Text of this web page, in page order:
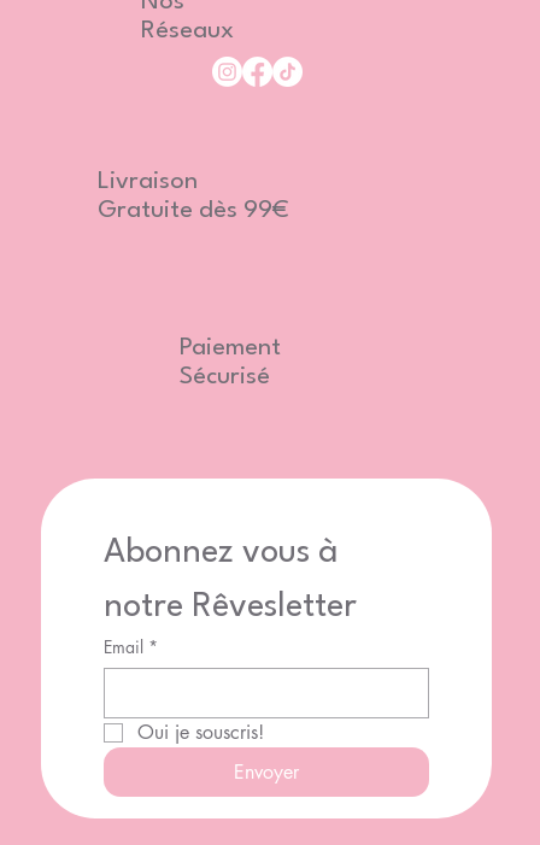
Abonnez vous à
notre Rêvesletter
Email *
Oui je souscris!
Envoyer
Réseaux
Livraison
Gratuite dès 99€
Paiement
Sécurisé